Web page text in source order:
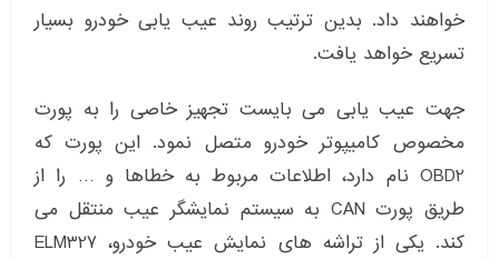
خواهند داد. بدین ترتیب روند عیب یابی خودرو بسیار
تسریع خواهد یافت.
جهت عیب یابی می بایست تجهیز خاصی را به پورت
مخصوص کامیپوتر خودرو متصل نمود. این پورت که
OBD2 نام دارد، اطلاعات مربوط به خطاها و … را از
طریق پورت CAN به سیستم نمایشگر عیب منتقل می
کند. یکی از تراشه های نمایش عیب خودرو، ELM327